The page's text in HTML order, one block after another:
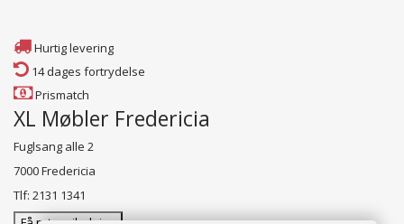
Hurtig levering
14 dages fortrydelse
Prismatch
XL Møbler Fredericia
Fuglsang alle 2
7000 Fredericia
Tlf: 2131 1341